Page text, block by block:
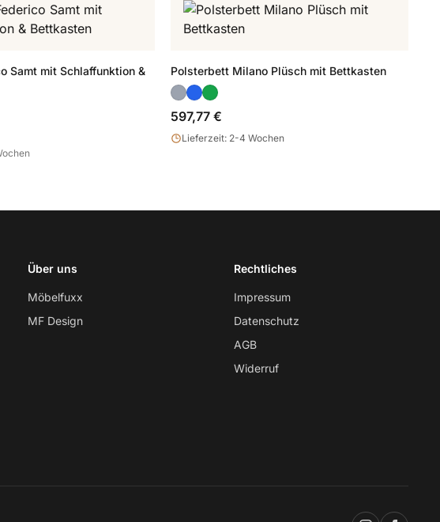
Samt mit Schlaffunktion &
Polsterbett Milano Plüsch mit Bettkasten
597,77 €
Lieferzeit: 2-4 Wochen
Über uns
Möbelfuxx
MF Design
Rechtliches
Impressum
Datenschutz
AGB
Widerruf